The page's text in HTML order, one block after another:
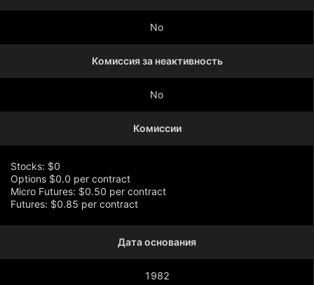
No
Комиссия за неактивность
No
Комиссии
Stocks: $0
Options $0.0 per contract
Micro Futures: $0.50 per contract
Futures: $0.85 per contract
Показать больше
Дата основания
1982